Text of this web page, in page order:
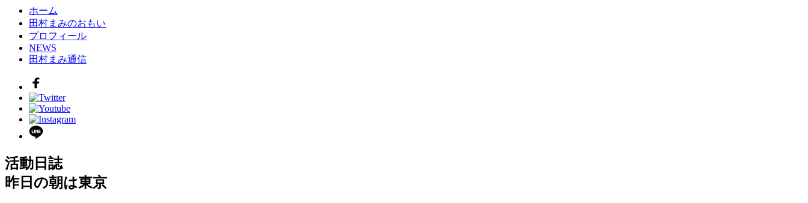
ホーム
田村まみのおもい
プロフィール
NEWS
田村まみ通信
活動日誌
昨日の朝は東京